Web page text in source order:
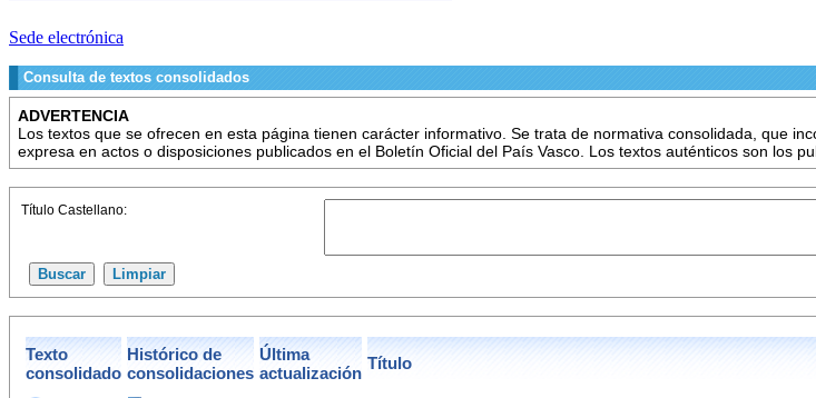
Sede electrónica
Consulta de textos consolidados
ADVERTENCIA
Los textos que se ofrecen en esta página tienen carácter informativo. Se trata de normativa consolidada, que
expresa en actos o disposiciones publicados en el Boletín Oficial del País Vasco. Los textos auténticos son los
Título Castellano:
Texto
consolidado
Histórico de
consolidaciones
Última
actualización
Título